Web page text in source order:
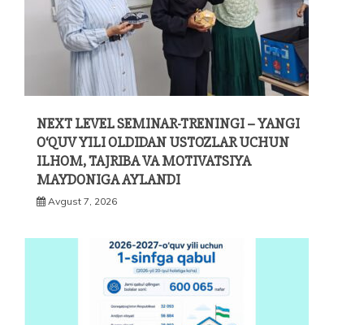
NEXT LEVEL SEMINAR-TRENINGI – YANGI
O‘QUV YILI OLDIDAN USTOZLAR UCHUN
ILHOM, TAJRIBA VA MOTIVATSIYA
MAYDONIGA AYLANDI
Avgust 7, 2026